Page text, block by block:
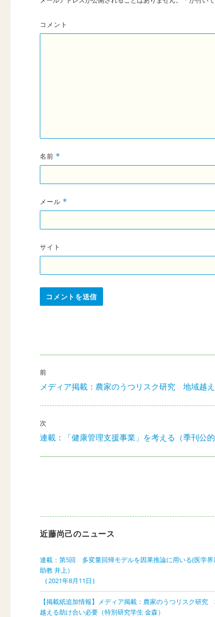
コメント
名前 *
メール *
サイト
稿
ビ
ゲ
ー
前
前
稿:
メディア掲載：農家のうつリスク研究 地域越
次
次
連載：「健康管理支援事業」を考える（季刊公的
近藤尚己のニュース
連載：第5回 多変量回帰モデルを因果推論に用いる(医学界
助教 井上）
2021年8月11日
【掲載紙追加情報】メディア掲載：農家のうつリスク研究
越える助け合い必要（特別研究学生 金森）